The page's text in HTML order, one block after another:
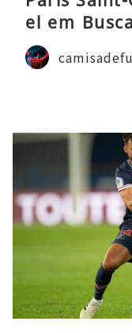
el em
ecutivo da